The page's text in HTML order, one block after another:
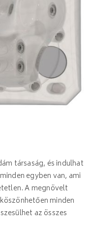
társaság, és indulhat
egyben van, ami
A megnövelt
minden
az összes